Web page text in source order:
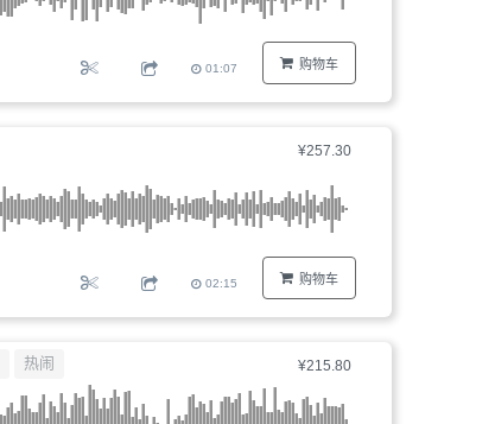
编
购物车
01:07
¥257.30
购物车
02:15
¥215.80
热闹